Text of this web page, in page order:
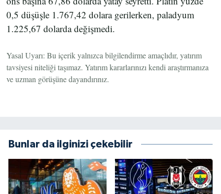
0,5 düşüşle 1.767,42 dolara gerilerken, paladyum
1.225,67 dolarda değişmedi.
Yasal Uyarı: Bu içerik yalnızca bilgilendirme amaçlıdır, yatırım
tavsiyesi niteliği taşımaz. Yatırım kararlarınızı kendi araştırmanıza
ve uzman görüşüne dayandırınız.
Bunlar da ilginizi çekebilir